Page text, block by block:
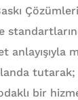
tutarak;
bir